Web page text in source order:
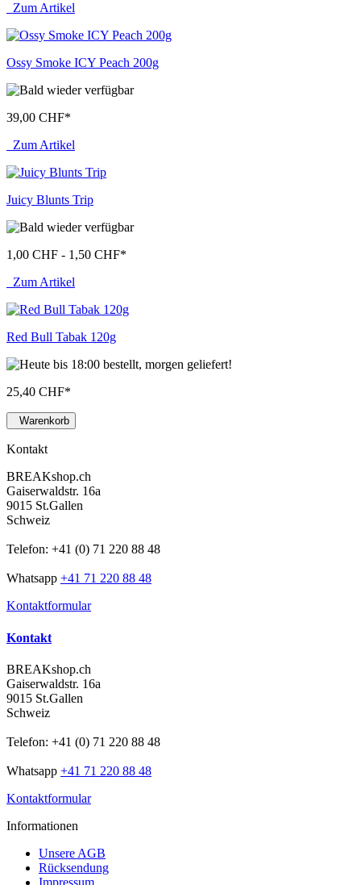
Zum Artikel
Ossy Smoke ICY Peach 200g
39,00 CHF*
Zum Artikel
Juicy Blunts Trip
1,00 CHF - 1,50 CHF*
Zum Artikel
Red Bull Tabak 120g
25,40 CHF*
Warenkorb
Kontakt
BREAKshop.ch
Gaiserwaldstr. 16a
9015 St.Gallen
Schweiz
Telefon: +41 (0) 71 220 88 48
Whatsapp +41 71 220 88 48
Kontaktformular
Kontakt
BREAKshop.ch
Gaiserwaldstr. 16a
9015 St.Gallen
Schweiz
Telefon: +41 (0) 71 220 88 48
Whatsapp +41 71 220 88 48
Kontaktformular
Informationen
Unsere AGB
Rücksendung
Impressum